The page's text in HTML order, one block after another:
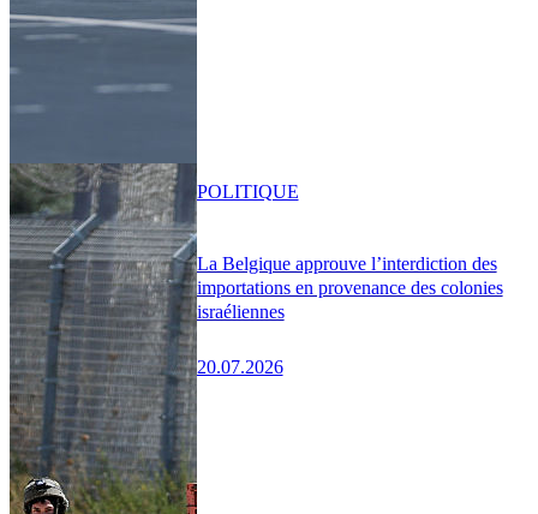
La Belgique approuve l’interdiction des
importations en provenance des colonies
israéliennes
20.07.2026
POLITIQUE